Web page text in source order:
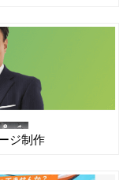
ジ制作